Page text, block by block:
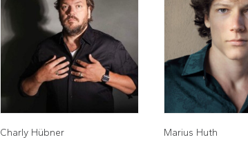
Charly Hübner Marius Huth